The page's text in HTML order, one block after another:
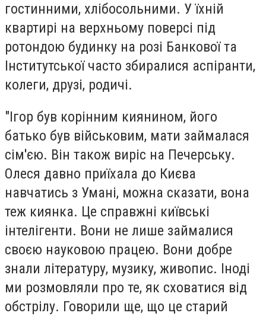
гостинними, хлібосольними. У їхній
квартирі на верхньому поверсі під
ротондою будинку на розі Банкової та
Інститутської часто збиралися аспіранти,
колеги, друзі, родичі.
"Ігор був корінним киянином, його
батько був військовим, мати займалася
сім'єю. Він також виріс на Печерську.
Олеся давно приїхала до Києва
навчатись з Умані, можна сказати, вона
теж киянка. Це справжні київські
інтелігенти. Вони не лише займалися
своєю науковою працею. Вони добре
знали літературу, музику, живопис. Іноді
ми розмовляли про те, як сховатися від
обстрілу. Говорили ще, що це старий